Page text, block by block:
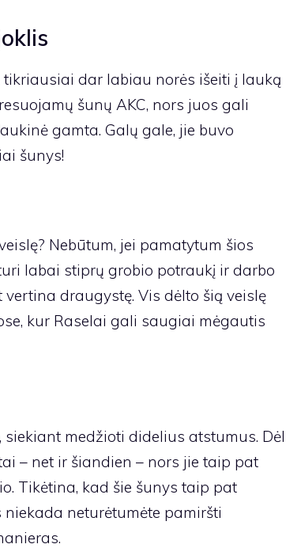
dar labiau norės išeiti į lauką
šunų AKC, nors juos gali
gamta. Galų gale, jie buvo
šunys!
Nebūtum, jei pamatytum šios
labai stiprų grobio potraukį ir darbo
draugystę. Vis dėlto šią veislę
kur Raselai gali saugiai mėgautis
medžioti didelius atstumus. Dėl
– net ir šiandien – nors jie taip pat
Tikėtina, kad šie šunys taip pat
neturėtumėte pamiršti